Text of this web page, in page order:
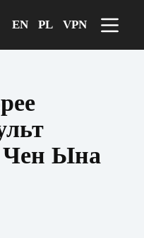
EN PL VPN
Чен Ына